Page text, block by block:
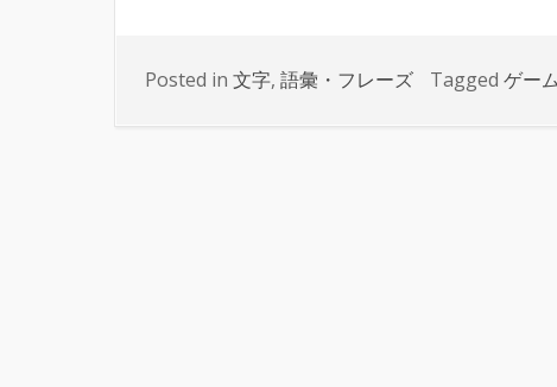
Posted in 文字, 語彙・フレーズ Tagged ゲー